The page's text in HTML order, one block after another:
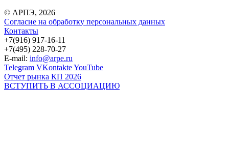
© АРПЭ, 2026
Согласие на обработку персональных данных
Контакты
+7(916) 917-16-11
+7(495) 228-70-27
E-mail: info@arpe.ru
Telegram VKontakteYouTube
Отчет рынка КП 2026
ВСТУПИТЬ В АССОЦИАЦИЮ